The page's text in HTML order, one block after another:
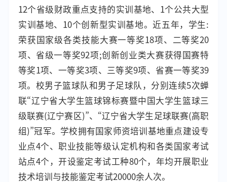
12个省级财政重点支持的实训基地、1个公共大型
实训基地、10个创新型实训基地。近五年，学生:
荣获国家级各类技能大赛一等奖18项、二等奖20
项、省级一等奖92项;创新创业类大赛获得国赛特
等奖1项、一等奖3项、三等奖9项、省赛一等奖39
项。校男子篮球队和男子足球队，分别连续5次蝉
联“辽宁省大学生篮球锦标赛暨中国大学生篮球三
级联赛(辽宁赛区)”、“辽宁省大学生足球联赛(高职
组)”冠军。学校拥有国家师资培训基地重点建设专
业点4个、职业技能等级认定机构和各类国家考试
站点4个，开设鉴定考试工种80个，年均开展职业
技术培训与技能鉴定考试20000余人次。